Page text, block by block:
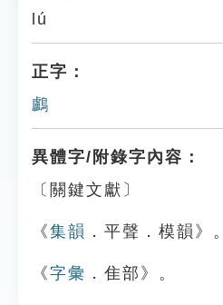
lú
正字：
鸕
異體字/附錄字內容：
〔關鍵文獻〕
《集韻 ．平聲．模韻》。
《字彙 ．隹部》。